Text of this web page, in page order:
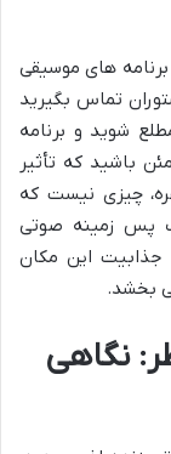
های موسیقی
تماس بگیرید
شوید و برنامه
باشید که تأثیر
چیزی نیست که
پس زمینه صوتی
جذابیت این مکان
بخشد.
نگاهی